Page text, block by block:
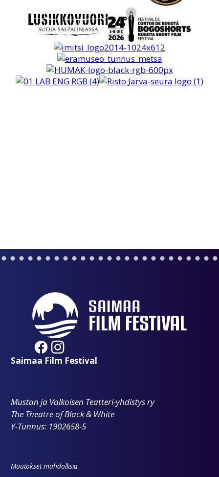
Saimaa Film Festival
Mustan ja Valkoisen Teatteri-yhdistys ry
The Theatre of Black & White
Y-Tunnus: 1902658-5
Muutokset mahdollisia